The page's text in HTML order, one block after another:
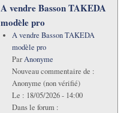
A vendre Basson TAKEDA
modèle pro
A vendre Basson TAKEDA
modèle pro
ParAnonyme
Nouveau commentaire de :
Anonyme (non vérifié)
Le : 18/05/2026 - 14:00
Dans le forum :